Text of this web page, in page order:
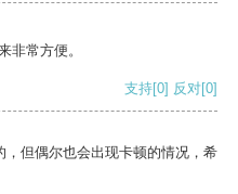
非常方便。
支持[0] 反对[0]
但偶尔也会出现卡顿的情况，希